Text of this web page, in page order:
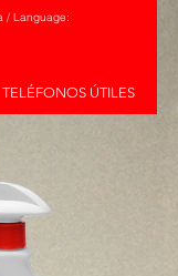
/ Language:
TELÉFONOS ÚTILES